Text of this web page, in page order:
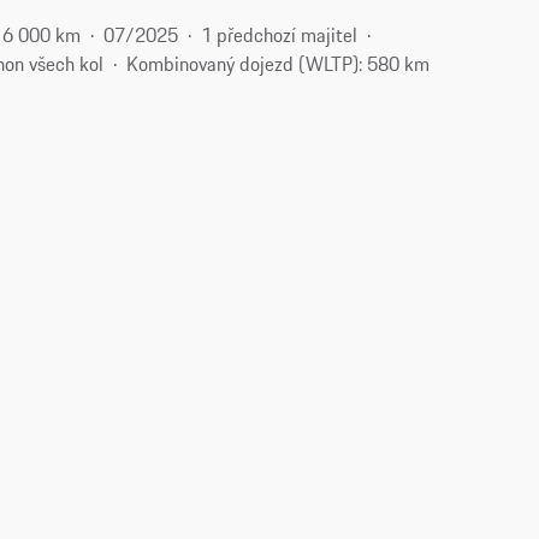
6 000 km 07/2025
1 předchozí majitel
všech kol
Kombinovaný dojezd (WLTP): 580 km